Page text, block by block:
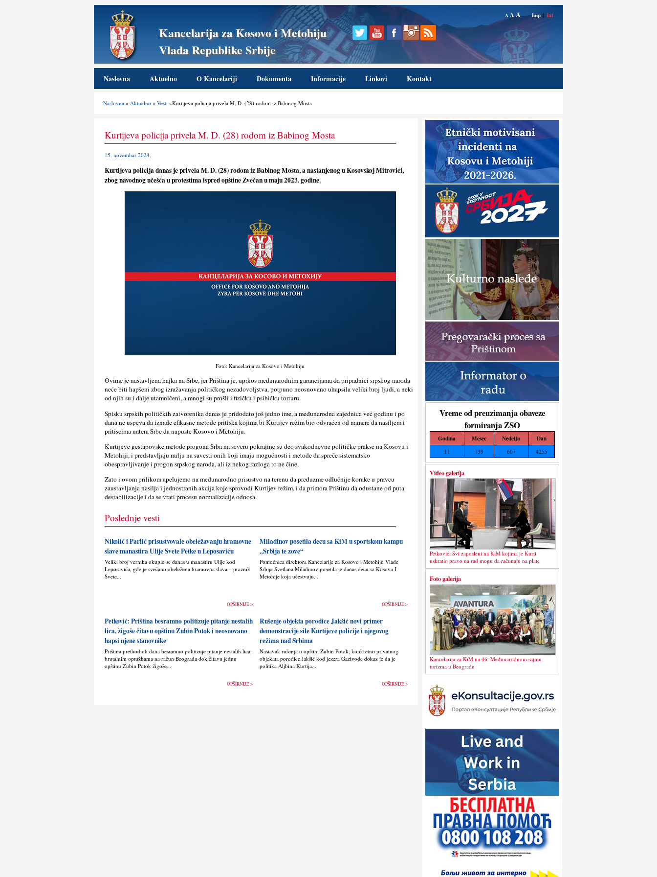
Kancelarija za Kosovo i Metohiju
Vlada Republike Srbije
A AA ћир | lat
Naslovna Aktuelno O Kancelariji Dokumenta Informacije Linkovi Kontakt
Naslovna »Aktuelno »Vesti »Kurtijeva policija privela M. D. (28) rodom iz Babinog Mosta
Vreme od preuzimanja obaveze
formiranja ZSO
Godina Mesec Nedelja Dan
11 139 607 4255
Video galerija
Petković: Svi zaposleni na KiM kojima je Kurti
uskratio pravo na rad mogu da računaju na plate
Foto galerija
Kancelarija za KiM na 46. Međunarodnom sajmu
turizma u Beogradu
Kurtijeva policija privela M. D. (28) rodom iz Babinog Mosta
15. novembar 2024.
Kurtijeva policija danas je privela M. D. (28) rodom iz Babinog Mosta, a nastanjenog u Kosovskoj Mitrovici,
zbog navodnog učešća u protestima ispred opštine Zvečan u maju 2023. godine.
Foto: Kancelarija za Kosovo i Metohiju
Ovime je nastavlјena hajka na Srbe, jer Priština je, uprkos međunarodnim garancijama da pripadnici srpskog naroda
neće biti hapšeni zbog izražavanja političkog nezadovolјstva, potpuno neosnovano uhapsila veliki broj lјudi, a neki
od njih su i dalјe utamničeni, a mnogi su prošli i fizičku i psihičku torturu.
Spisku srpskih političkih zatvorenika danas je pridodato još jedno ime, a međunarodna zajednica već godinu i po
dana ne uspeva da iznađe efikasne metode pritiska kojima bi Kurtijev režim bio odvraćen od namere da nasilјem i
pritiscima natera Srbe da napuste Kosovo i Metohiju.
Kurtijeve gestapovske metode progona Srba na severu pokrajine su deo svakodnevne političke prakse na Kosovu i
Metohiji, i predstavlјaju mrlјu na savesti onih koji imaju mogućnosti i metode da spreče sistematsko
obespravlјivanje i progon srpskog naroda, ali iz nekog razloga to ne čine.
Zato i ovom prilikom apelujemo na međunarodno prisustvo na terenu da preduzme odlučnije korake u pravcu
zaustavlјanja nasilјa i jednostranih akcija koje sprovodi Kurtijev režim, i da primora Prištinu da odustane od puta
destabilizacije i da se vrati procesu normalizacije odnosa.
Poslednje vesti
Nikolić i Parlić prisustvovale obeležavanju hramovne
slave manastira Ulije Svete Petke u Leposaviću
Veliki broj vernika okupio se danas u manastiru Ulije kod
Leposavića, gde je svečano obeležena hramovna slava – praznik
Svete...
OPŠIRNIJE >
Miladinov posetila decu sa KiM u sportskom kampu
„Srbija te zove“
Pomoćnica direktora Kancelarije za Kosovo i Metohiju Vlade
Srbije Svetlana Miladinov posetila je danas decu sa Kosova I
Metohije koja učestvuju...
OPŠIRNIJE >
Petković: Priština besramno politizuje pitanje nestalih
lica, žigoše čitavu opštinu Zubin Potok i neosnovano
hapsi njene stanovnike
Priština prethodnih dana besramno politizuje pitanje nestalih lica,
brutalnim optužbama na račun Beograda dok čitavu jednu
opštinu Zubin Potok žigoše...
OPŠIRNIJE >
Rušenje objekta porodice Jakšić novi primer
demonstracije sile Kurtijeve policije i njegovog
režima nad Srbima
Nastavak rušenja u opštini Zubin Potok, konkretno privatnog
objekata porodice Jakšić kod jezera Gazivode dokaz je da je
politika Alјbina Kurtija...
OPŠIRNIJE >